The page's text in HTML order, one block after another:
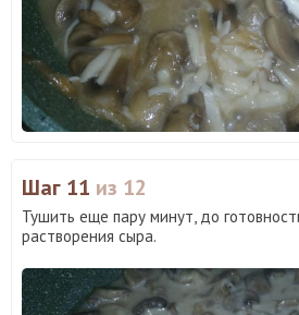
Шаг 11 из 12
Тушить еще пару минут, до
растворения сыра.